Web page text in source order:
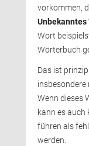
vorkommen,
Unbekanntes
Wort
Wörterbuch
Das ist
insbesondere
Wenn dieses
kann es
führen als
werden.